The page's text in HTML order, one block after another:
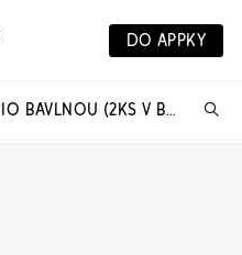
DO APPKY
VRÚBKOVANÉ TRIČKO S BIO BAVLNOU (2KS V BALENÍ)